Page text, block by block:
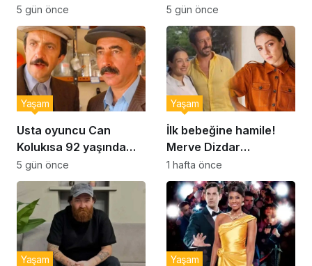
Şekerpare tarifi
5 gün önce
Brownie tadında ıslak
kurabiye tarifi…
5 gün önce
Usta oyuncu Can
Kolukısa 92 yaşında
hayatını kaybetti
Yaşam
5 gün önce
İlk bebeğine hamile!
Merve Dizdar
sessizliğini bozdu: ‘İsim
bulmak çok zor’
Yaşam
1 hafta önce
Yaşam Yaşam